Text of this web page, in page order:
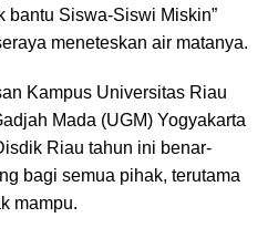
bantu Siswa-Siswi Miskin”
meneteskan air matanya.
Kampus Universitas Riau
Mada (UGM) Yogyakarta
Riau tahun ini benar-
bagi semua pihak, terutama
mampu.